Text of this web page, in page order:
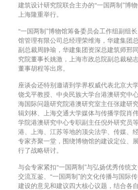
建筑设计研究院联合主办的“一国两制”博
上海隆重举行。
“一国两制”博物馆筹备委员会工作组副组
馆管理有限公司总经理荣维海，华建集团
副总裁周静瑜，华建集团资深总建筑师邢
究院董事长姚激，上海市政总院副总裁秘
董事胡程等出席。
座谈会还特别邀请到学界权威代表北京大
饶戈平教授、中央民族大学台港澳研究中
海国际问题研究院港澳研究室主任张建研
辑刘林、上海交通大学媒体与传播学院肖
学院港澳研究中心专职副主任倪外研究员
港、上海、江苏等地的顶尖法学、传媒、
专家齐聚一堂，围绕博物馆的建设定位、
行了战略研讨。
与会专家紧扣“一国两制”与弘扬优秀传统
交流互鉴、“一国两制”的文化传播与国际
建设的意见和建议四大核心议题，结合各